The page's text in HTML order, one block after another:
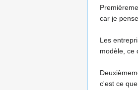
car je
Les
modèle, ce
c'est ce